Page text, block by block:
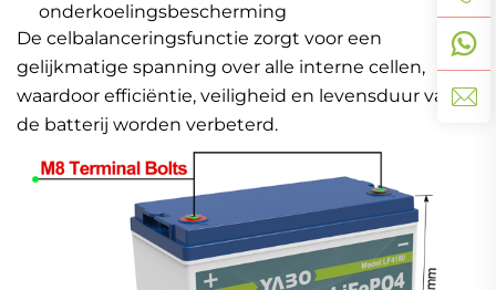
onderkoelingsbescherming
De celbalanceringsfunctie zorgt voor een
gelijkmatige spanning over alle interne cellen,
waardoor efficiëntie, veiligheid en levensduur van
de batterij worden verbeterd.